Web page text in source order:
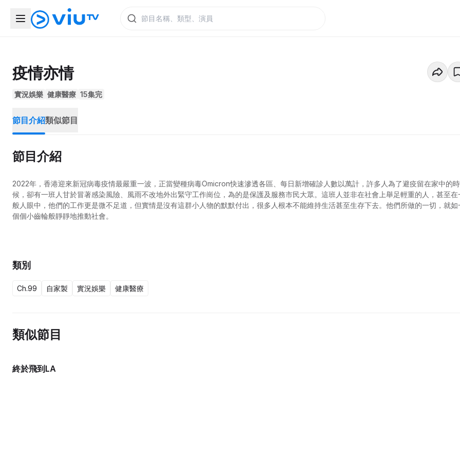
疫情亦情
實況娛樂 健康醫療 15集完
節目介紹類似節目
節目介紹
2022年，香港迎來新冠病毒疫情最嚴重一波，正當變種病毒Omicron快速滲透各區、每日新增確診人數以萬計，許多人為了避疫留在家中的時
候，卻有一班人甘於冒著感染風險、風雨不改地外出緊守工作崗位，為的是保護及服務市民大眾。這班人並非在社會上舉足輕重的人，甚至在
般人眼中，他們的工作更是微不足道，但實情是沒有這群小人物的默默付出，很多人根本不能維持生活甚至生存下去。他們所做的一切，就如
個個小齒輪般靜靜地推動社會。
類別
Ch.99 自家製 實況娛樂 健康醫療
類似節目
終於飛到LA